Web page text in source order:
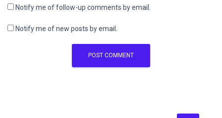
Notify me of follow-up comments by email.
Notify me of new posts by email.